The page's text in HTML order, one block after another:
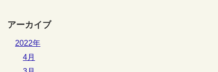
アーカイブ
2022年
4月